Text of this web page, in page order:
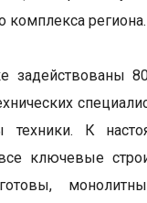
комплекса региона.
задействованы
техники. К
ключевые